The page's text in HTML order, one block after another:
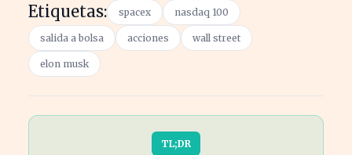
Etiquetas: spacex nasdaq 100
salida a bolsa acciones wall street
elon musk
TL;DR